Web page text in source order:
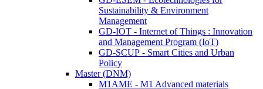
Sustainability & Environment
Management
GD-IOT - Internet of Things : Innovation
and Management Program (IoT)
GD-SCUP - Smart Cities and Urban
Policy
Master (DNM)
M1AME - M1 Advanced materials